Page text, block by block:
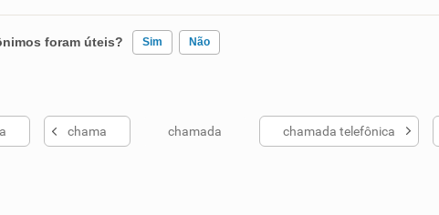
foram úteis? Sim Não
dos sinônimos apresentados me ajudou
chama chamada chamada telefônica